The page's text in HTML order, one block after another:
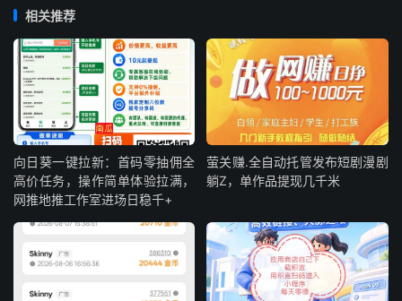
相关推荐
向日葵一键拉新：首码零抽佣全
高价任务，操作简单体验拉满，
网推地推工作室进场日稳千+
萤关赚.全自动托管发布短剧漫剧
躺Z，单作品提现几千米